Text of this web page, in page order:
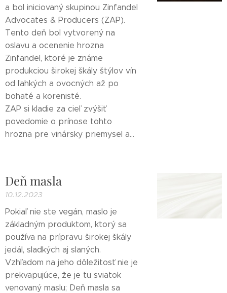
a bol iniciovaný skupinou Zinfandel
Advocates & Producers (ZAP).
Tento deň bol vytvorený na
oslavu a ocenenie hrozna
Zinfandel, ktoré je známe
produkciou širokej škály štýlov vín
od ľahkých a ovocných až po
bohaté a korenisté.
ZAP si kladie za cieľ zvýšiť
povedomie o prínose tohto
hrozna pre vinársky priemysel a...
Deň masla
10.12.2023
Pokiaľ nie ste vegán, maslo je
základným produktom, ktorý sa
používa na prípravu širokej škály
jedál, sladkých aj slaných.
Vzhľadom na jeho dôležitosť nie je
prekvapujúce, že je tu sviatok
venovaný maslu; Deň masla sa